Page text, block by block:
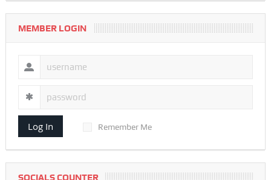
MEMBER LOGIN
Log In Remember Me
SOCIALS COUNTER